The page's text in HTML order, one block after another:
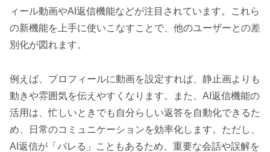
ィール動画やAI返信機能などが注目されています。これら
の新機能を上手に使いこなすことで、他のユーザーとの差
別化が図れます。
例えば、プロフィールに動画を設定すれば、静止画よりも
動きや雰囲気を伝えやすくなります。また、AI返信機能の
活用は、忙しいときでも自分らしい返答を自動化できるた
め、日常のコミュニケーションを効率化します。ただし、
AI返信が「バレる」こともあるため、重要な会話や誤解を